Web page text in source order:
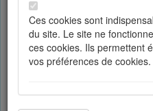
Ces cookies sont
du site. Le site ne
ces cookies. Ils permettent
vos préférences de cookies.
List
Sort by price Toggle